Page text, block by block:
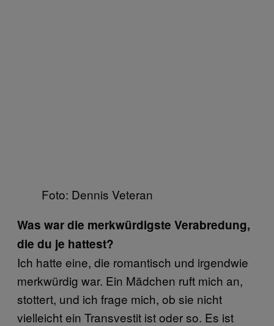
Foto: Dennis Veteran
Was war die merkwürdigste Verabredung,
die du je hattest?
Ich hatte eine, die romantisch und irgendwie
merkwürdig war. Ein Mädchen ruft mich an,
stottert, und ich frage mich, ob sie nicht
vielleicht ein Transvestit ist oder so. Es ist